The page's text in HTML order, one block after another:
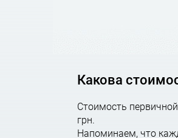
Какова
Стоимость
грн.
Напоминаем, что